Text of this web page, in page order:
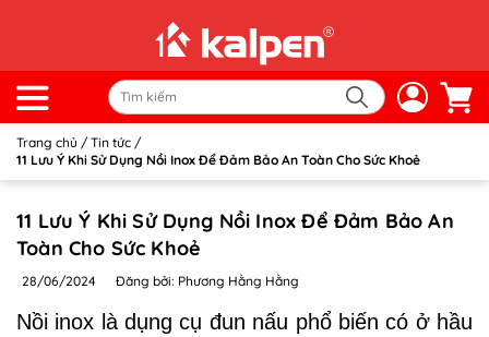
Trang chủ / Tin tức /
11 Lưu Ý Khi Sử Dụng Nồi Inox Để Đảm Bảo An Toàn Cho Sức Khoẻ
11 Lưu Ý Khi Sử Dụng Nồi Inox Để Đảm Bảo An
Toàn Cho Sức Khoẻ
28/06/2024 Đăng bởi: Phương Hằng Hằng
Nồi inox là dụng cụ đun nấu phổ biến có ở hầu